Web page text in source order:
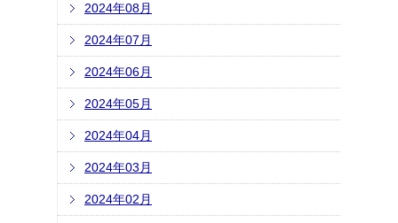
2024年08月
2024年07月
2024年06月
2024年05月
2024年04月
2024年03月
2024年02月